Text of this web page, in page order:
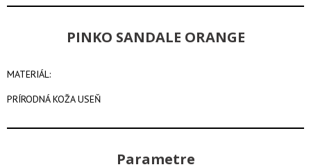
PINKO SANDALE ORANGE
MATERIÁL:
PRÍRODNÁ KOŽA USEŇ
Parametre